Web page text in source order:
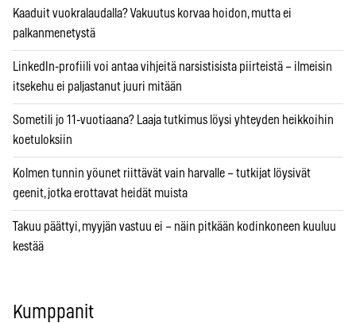
Kaaduit vuokralaudalla? Vakuutus korvaa hoidon, mutta ei
palkanmenetystä
LinkedIn-profiili voi antaa vihjeitä narsistisista piirteistä – ilmeisin
itsekehu ei paljastanut juuri mitään
Sometili jo 11-vuotiaana? Laaja tutkimus löysi yhteyden heikkoihin
koetuloksiin
Kolmen tunnin yöunet riittävät vain harvalle – tutkijat löysivät
geenit, jotka erottavat heidät muista
Takuu päättyi, myyjän vastuu ei – näin pitkään kodinkoneen kuuluu
kestää
Kumppanit